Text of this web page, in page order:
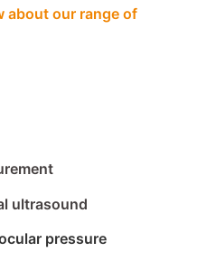
about our range of
ultrasound
pressure